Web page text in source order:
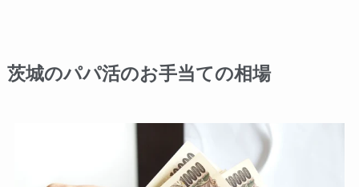
茨城のパパ活のお手当ての相場